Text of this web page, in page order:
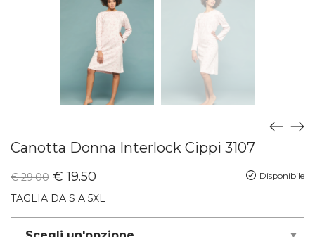
Canotta Donna Interlock Cippi 3107
Disponibile
€29.00 € 19.50
TAGLIA DA S A 5XL